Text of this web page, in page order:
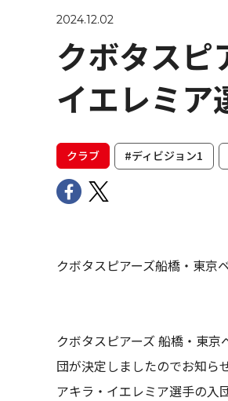
2024.12.02
クボタスピ
イエレミア
クラブ #ディビジョン1
クボタスピアーズ船橋・東京
クボタスピアーズ 船橋・東
団が決定しましたのでお知ら
アキラ・イエレミア選手の入